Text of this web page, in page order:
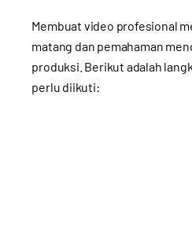
Membuat video profesional
matang dan pemahaman
produksi. Berikut adalah
perlu diikuti: